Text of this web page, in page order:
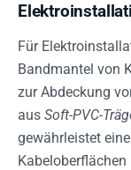
Für
Bandmantel von
zur Abdeckung
aus Soft-PVC-
gewährleistet